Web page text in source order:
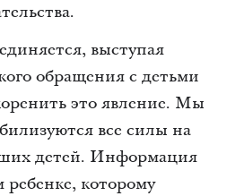
выступая
обращения с детьми
это явление. Мы
все силы на
детей. Информация
которому